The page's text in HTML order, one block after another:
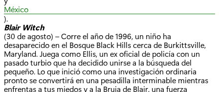
México
).
Blair Witch
(30 de agosto) – Corre el año de 1996, un niño ha
desaparecido en el Bosque Black Hills cerca de Burkittsville,
Maryland. Juega como Ellis, un ex oficial de policía con un
pasado turbio que ha decidido unirse a la búsqueda del
pequeño. Lo que inició como una investigación ordinaria
pronto se convertirá en una pesadilla interminable mientras
enfrentas a tus miedos y a la Bruja de Blair, una fuerza